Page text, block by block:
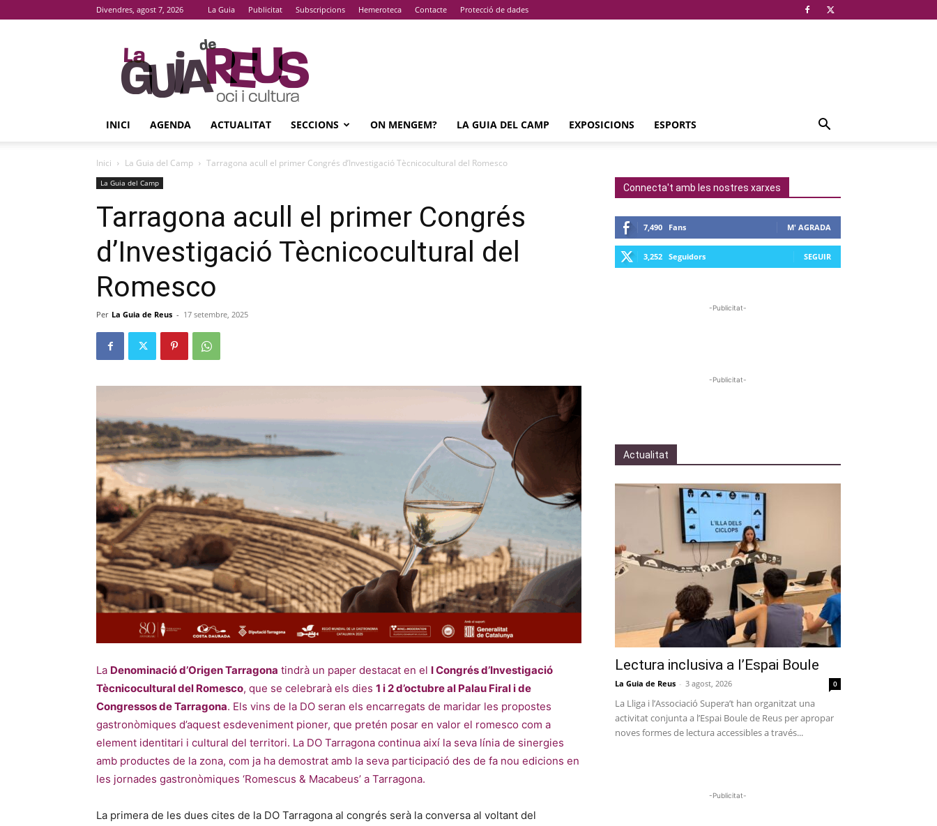
Divendres, agost 7, 2026 La Guia Publicitat Subscripcions Hemeroteca Contacte Protecció de dades
La
Guia
De
Reus
INICI AGENDA ACTUALITAT SECCIONS ON MENGEM? LA GUIA DEL CAMP EXPOSICIONS ESPORTS
Inici La Guia del Camp Tarragona acull el primer Congrés d’Investigació Tècnicocultural del Romesco
La Guia del Camp
Tarragona acull el primer Congrés
d’Investigació Tècnicocultural del
Romesco
Per La Guia de Reus - 17 setembre, 2025
La Denominació d’Origen Tarragona tindrà un paper destacat en el I Congrés d’Investigació
Tècnicocultural del Romesco, que se celebrarà els dies 1 i 2 d’octubre al Palau Firal i de
Congressos de Tarragona. Els vins de la DO seran els encarregats de maridar les propostes
gastronòmiques d’aquest esdeveniment pioner, que pretén posar en valor el romesco com a
element identitari i cultural del territori. La DO Tarragona continua així la seva línia de sinergies
amb productes de la zona, com ja ha demostrat amb la seva participació des de fa nou edicions en
les jornades gastronòmiques ‘Romescus & Macabeus’ a Tarragona.
La primera de les dues cites de la DO Tarragona al congrés serà la conversa al voltant del
Connecta't amb les nostres xarxes
7,490 Fans M' AGRADA
3,252 Seguidors SEGUIR
-Publicitat-
-Publicitat-
Actualitat
Lectura inclusiva a l’Espai Boule
La Guia de Reus - 3 agost, 2026 0
La Lliga i l’Associació Supera’t han organitzat una
activitat conjunta a l’Espai Boule de Reus per apropar
noves formes de lectura accessibles a través...
-Publicitat-